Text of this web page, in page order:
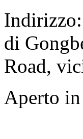
di
Road,
Aperto